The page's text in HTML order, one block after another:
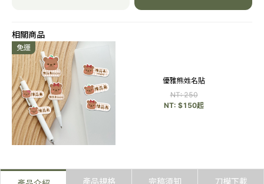
粒線體
粗線體
可愛香蕉體
相關商品
優雅熊姓名貼
NT:250
NT: $150起
免運
產品規格 完稿須知 刀模下載